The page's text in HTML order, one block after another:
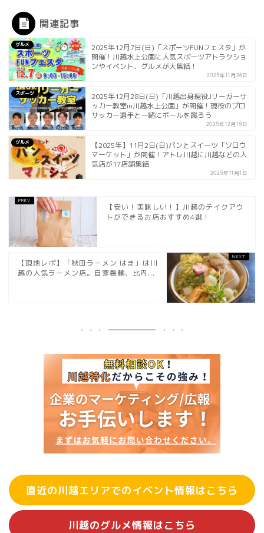
関連記事
グルメ
2025年12月7日(日)「スポーツFUNフェスタ」が
開催！川越水上公園に人気スポーツアトラクショ
ンやイベント、グルメが大集結！
2025年11月26日
スポーツ
2025年12月28日(日)「川越出身現役Jリーガーサ
ッカー教室in川越水上公園」が開催！現役のプロ
サッカー選手と一緒にボールを蹴ろう
2025年12月15日
グルメ
【2025年】11月2日(日)パンとスイーツ「ソロウ
マーケット」が開催！アトレ川越に川越などの人
気店が17店舗集結
2025年11月1日
【安い！美味しい！】川越のテイクアウ
トができるお店おすすめ4選！
【現地レポ】「秋田ラーメン はま」は川
越の人気ラーメン店。自家製麺、比内...
直近の川越エリアでのイベント情報はこちら
川越のグルメ情報はこちら